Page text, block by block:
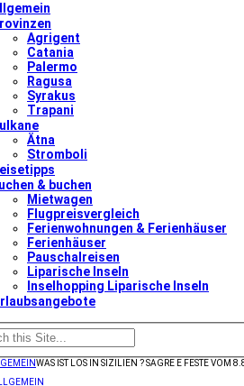
Agrigent
Catania
Palermo
Ragusa
Syrakus
Trapani
Ätna
Stromboli
& buchen
Mietwagen
Flugpreisvergleich
Ferienwohnungen & Ferienhäuser
Ferienhäuser
Pauschalreisen
Liparische Inseln
Inselhopping Liparische Inseln
WAS IST LOS IN SIZILIEN ? SAGRE E FESTE VOM